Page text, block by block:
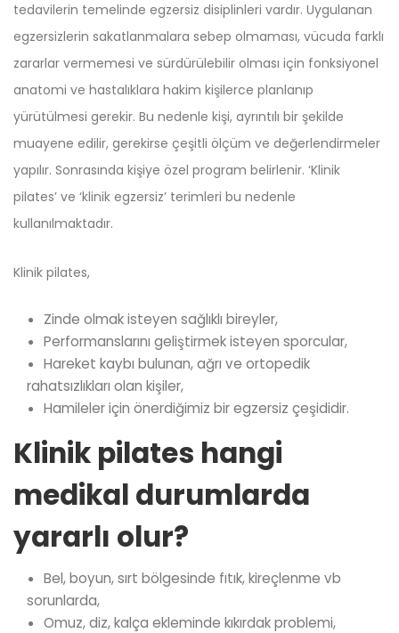
tedavilerin temelinde egzersiz disiplinleri vardır. Uygulanan
egzersizlerin sakatlanmalara sebep olmaması, vücuda farklı
zararlar vermemesi ve sürdürülebilir olması için fonksiyonel
anatomi ve hastalıklara hakim kişilerce planlanıp
yürütülmesi gerekir. Bu nedenle kişi, ayrıntılı bir şekilde
muayene edilir, gerekirse çeşitli ölçüm ve değerlendirmeler
yapılır. Sonrasında kişiye özel program belirlenir. ‘Klinik
pilates’ ve ‘klinik egzersiz’ terimleri bu nedenle
kullanılmaktadır.
Klinik pilates,
Zinde olmak isteyen sağlıklı bireyler,
Performanslarını geliştirmek isteyen sporcular,
Hareket kaybı bulunan, ağrı ve ortopedik
rahatsızlıkları olan kişiler,
Hamileler için önerdiğimiz bir egzersiz çeşididir.
Klinik pilates hangi
medikal durumlarda
yararlı olur?
Bel, boyun, sırt bölgesinde fıtık, kireçlenme vb
sorunlarda,
Omuz, diz, kalça ekleminde kıkırdak problemi,